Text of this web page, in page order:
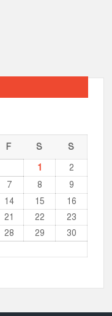
F S S
1 2
7 8
9
14 15
16
21 22
23
28 29
30